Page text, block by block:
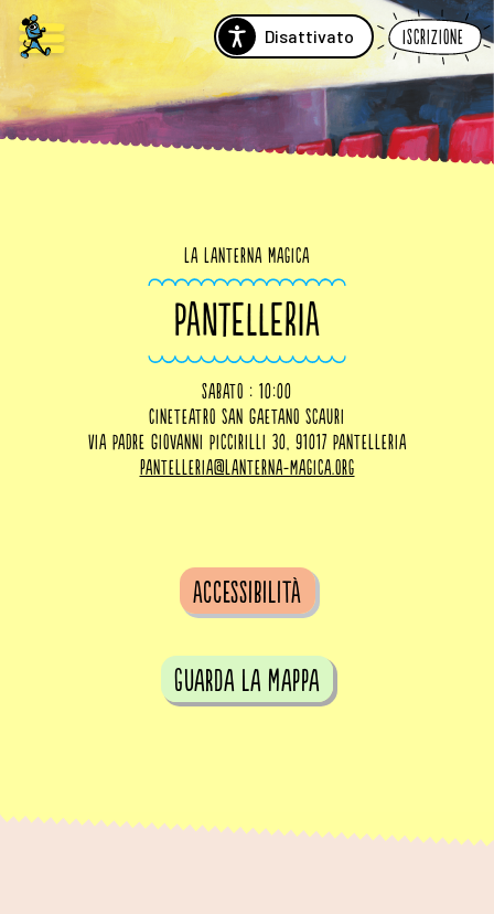
Disattivato Iscrizione
La Lanterna Magica
PANTELLERIA
sabato : 10:00
Cineteatro San Gaetano Scauri
Via Padre Giovanni Piccirilli 30, 91017 Pantelleria
pantelleria@lanterna-magica.org
Accessibilità
guarda la mappa